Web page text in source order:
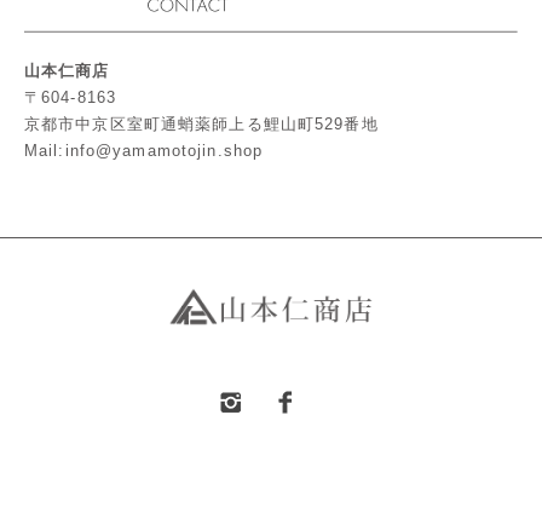
山本仁商店
〒604-8163
京都市中京区室町通蛸薬師上る鯉山町529番地
Mail:info@yamamotojin.shop